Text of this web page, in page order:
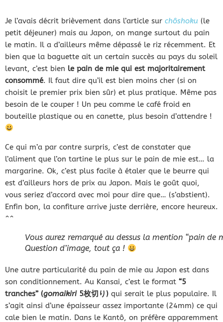
Je l’avais décrit brièvement dans l’article sur chôshoku (le
petit déjeuner) mais au Japon, on mange surtout du pain
le matin. Il a d’ailleurs même dépassé le riz récemment. Et
bien que la baguette ait un certain succès au pays du soleil
levant, c’est bien le pain de mie qui est majoritairement
consommé. Il faut dire qu’il est bien moins cher (si on
choisit le premier prix bien sûr) et plus pratique. Même pas
besoin de le couper ! Un peu comme le café froid en
bouteille plastique ou en canette, plus besoin d’attendre !
Ce qui m’a par contre surpris, c’est de constater que
l’aliment que l’on tartine le plus sur le pain de mie est… la
margarine. Ok, c’est plus facile à étaler que le beurre qui
est d’ailleurs hors de prix au Japon. Mais le goût quoi,
vous seriez d’accord avec moi pour dire que… (s’abstient).
Enfin bon, la confiture arrive juste derrière, encore heureux.
^^
Vous aurez remarqué au dessus la mention “pain de
Question d’image, tout ça !
Une autre particularité du pain de mie au Japon est dans
son conditionnement. Au Kansai, c’est le format “5
tranches” (gomaikiri5枚切り) qui serait le plus populaire. Il
s’agit ainsi d’une épaisseur assez importante (24mm) ce qui
cale bien le matin. Dans le Kantô, on préfère apparemment